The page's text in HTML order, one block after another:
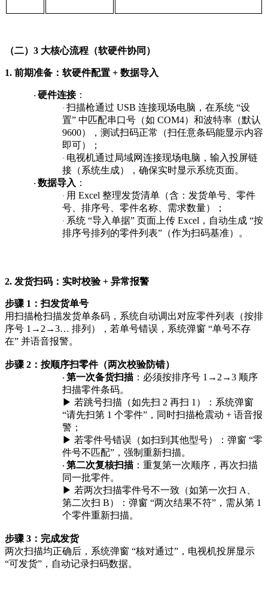
（二）3 大核心流程（软硬件协同）
1. 前期准备：软硬件配置 + 数据导入
· 硬件连接 ：
· 扫描枪通过 USB 连接现场电脑，在系统 “设
置” 中匹配串口号（如 COM4）和波特率（默认
9600），测试扫码正常（扫任意条码能显示内容
即可）；
· 电视机通过局域网连接现场电脑，输入投屏链
接（系统生成），确保实时显示系统页面。
· 数据导入 ：
· 用 Excel 整理发货清单（含：发货单号、零件
号、排序号、零件名称、需求数量）；
· 系统 “导入单据” 页面上传 Excel，自动生成 “按
排序号排列的零件列表”（作为扫码基准）。
2. 发货扫码：实时校验 + 异常报警
步骤 1：扫发货单号
用扫描枪扫描发货单条码，系统自动调出对应零件列表（按排
序号 1→2→3… 排列），若单号错误，系统弹窗 “单号不存
在” 并语音报警。
步骤 2：按顺序扫零件（两次校验防错）
· 第一次备货扫描 ：必须按排序号 1→2→3 顺序
扫描零件条码。
▶ 若跳号扫描（如先扫 2 再扫 1）：系统弹窗
“请先扫第 1 个零件”，同时扫描枪震动 + 语音报
警；
▶ 若零件号错误（如扫到其他型号）：弹窗 “零
件号不匹配”，强制重新扫描。
· 第二次复核扫描 ：重复第一次顺序，再次扫描
同一批零件。
▶ 若两次扫描零件号不一致（如第一次扫 A、
第二次扫 B）：弹窗 “两次结果不符”，需从第 1
个零件重新扫描。
步骤 3：完成发货
两次扫描均正确后，系统弹窗 “核对通过”，电视机投屏显示
“可发货”，自动记录扫码数据。